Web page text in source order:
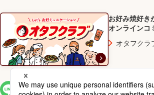
お好み焼好き
オンラインコ
オタフクラ